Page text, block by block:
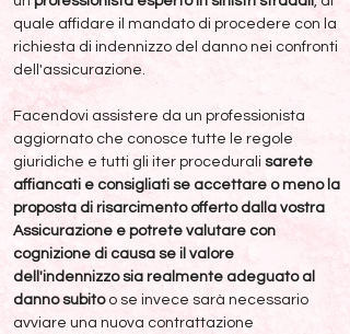
quale affidare il mandato di procedere con la
richiesta di indennizzo del danno nei confronti
dell'assicurazione.
Facendovi assistere da un professionista
aggiornato che conosce tutte le regole
giuridiche e tutti gli iter procedurali sarete
affiancati e consigliati se accettare o meno la
proposta di risarcimento offerto dalla vostra
Assicurazione e potrete valutare con
cognizione di causa se il valore
dell'indennizzo sia realmente adeguato al
danno subitoo se invece sarà necessario
avviare una nuova contrattazione